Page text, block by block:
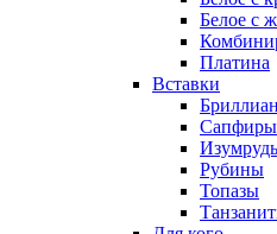
Белое с
Платина
Вставки
Сапфиры
Рубины
Топазы